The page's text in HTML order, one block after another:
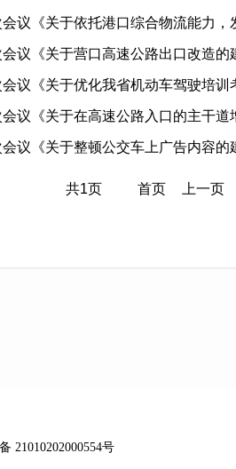
议《关于依托港口综合物流能力，
议《关于营口高速公路出口改造的
议《关于优化我省机动车驾驶培训
议《关于在高速公路入口的主干道
议《关于整顿公交车上广告内容的
共1页 首页 上一页
21010202000554号